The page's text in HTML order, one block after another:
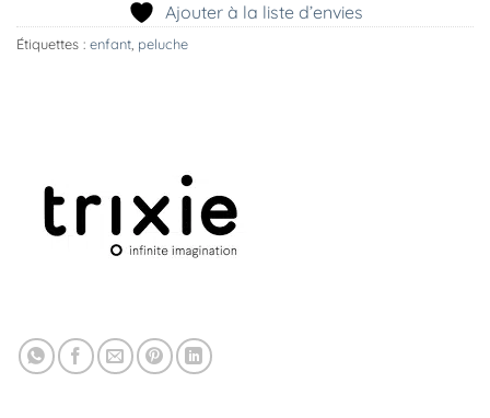
Ajouter à la liste d’envies
Étiquettes : enfant peluche